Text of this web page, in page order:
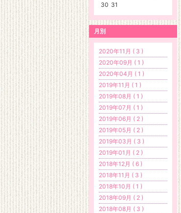
30 31
月別
2020年11月 ( 3 )
2020年09月 ( 1 )
2020年04月 ( 1 )
2019年11月 ( 1 )
2019年08月 ( 1 )
2019年07月 ( 1 )
2019年06月 ( 2 )
2019年05月 ( 2 )
2019年03月 ( 3 )
2019年01月 ( 2 )
2018年12月 ( 6 )
2018年11月 ( 3 )
2018年10月 ( 1 )
2018年09月 ( 2 )
2018年08月 ( 3 )